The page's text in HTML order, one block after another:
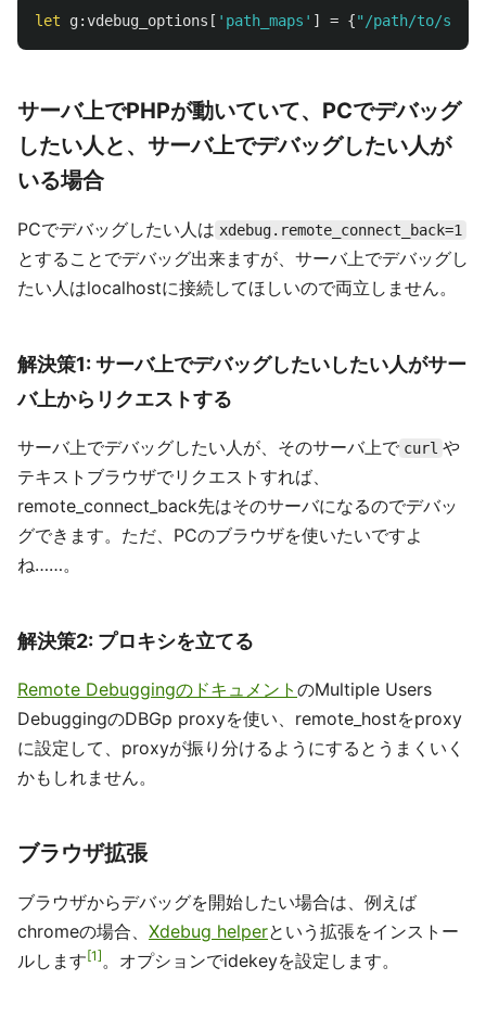
let g:vdebug_options [ 'path_maps' ] = {"/path/to/
サーバ上でPHPが動いていて、PCでデバッグ
したい人と、サーバ上でデバッグしたい人が
いる場合
PCでデバッグしたい人は xdebug.remote_connect_back=1
とすることでデバッグ出来ますが、サーバ上でデバッグし
たい人はlocalhostに接続してほしいので両立しません。
解決策1: サーバ上でデバッグしたいしたい人がサー
バ上からリクエストする
サーバ上でデバッグしたい人が、そのサーバ上で curl や
テキストブラウザでリクエストすれば、
remote_connect_back先はそのサーバになるのでデバッ
グできます。ただ、PCのブラウザを使いたいですよ
ね……。
解決策2: プロキシを立てる
Remote Debuggingのドキュメント のMultiple Users
DebuggingのDBGp proxyを使い、remote_hostをproxy
に設定して、proxyが振り分けるようにするとうまくいく
かもしれません。
ブラウザ拡張
ブラウザからデバッグを開始したい場合は、例えば
chromeの場合、 Xdebug helperという拡張をインストー
ルします 1 。オプションでidekeyを設定します。